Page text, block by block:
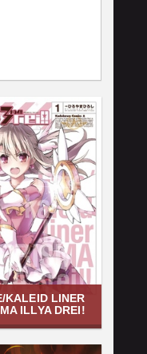
KALEID LINER
ILLYA DREI!